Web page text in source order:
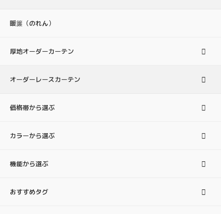
暖簾（のれん）
厚地オーダーカーテン
オーダーレースカーテン
価格帯から選ぶ
カラーから選ぶ
機能から選ぶ
おすすめタグ